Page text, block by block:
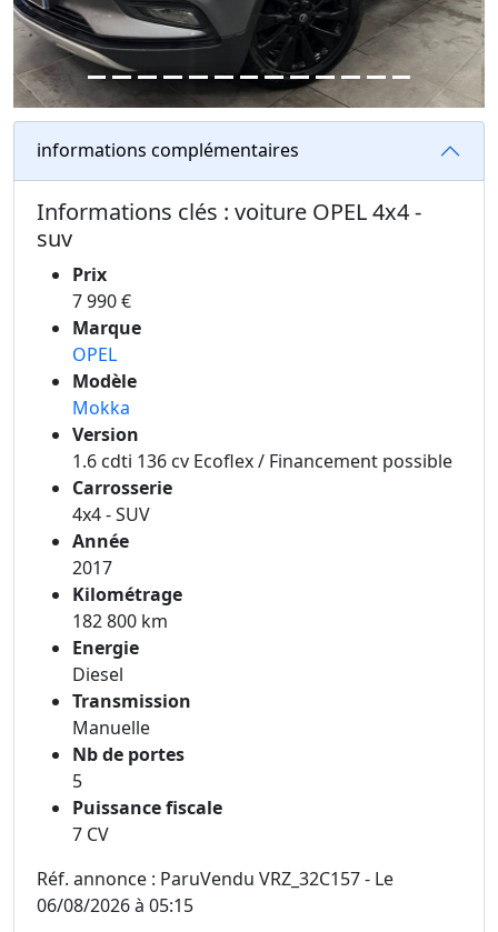
informations complémentaires
Informations clés : voiture OPEL 4x4 -
suv
Prix
7 990 €
Marque
OPEL
Modèle
Mokka
Version
1.6 cdti 136 cv Ecoflex / Financement possible
Carrosserie
4x4 - SUV
Année
2017
Kilométrage
182 800 km
Energie
Diesel
Transmission
Manuelle
Nb de portes
5
Puissance fiscale
7 CV
Réf. annonce : ParuVendu VRZ_32C157 - Le
06/08/2026 à 05:15